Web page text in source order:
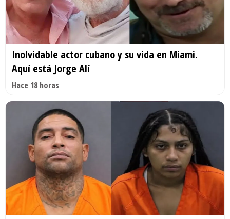
Inolvidable actor cubano y su vida en Miami.
Aquí está Jorge Alí
Hace 18 horas